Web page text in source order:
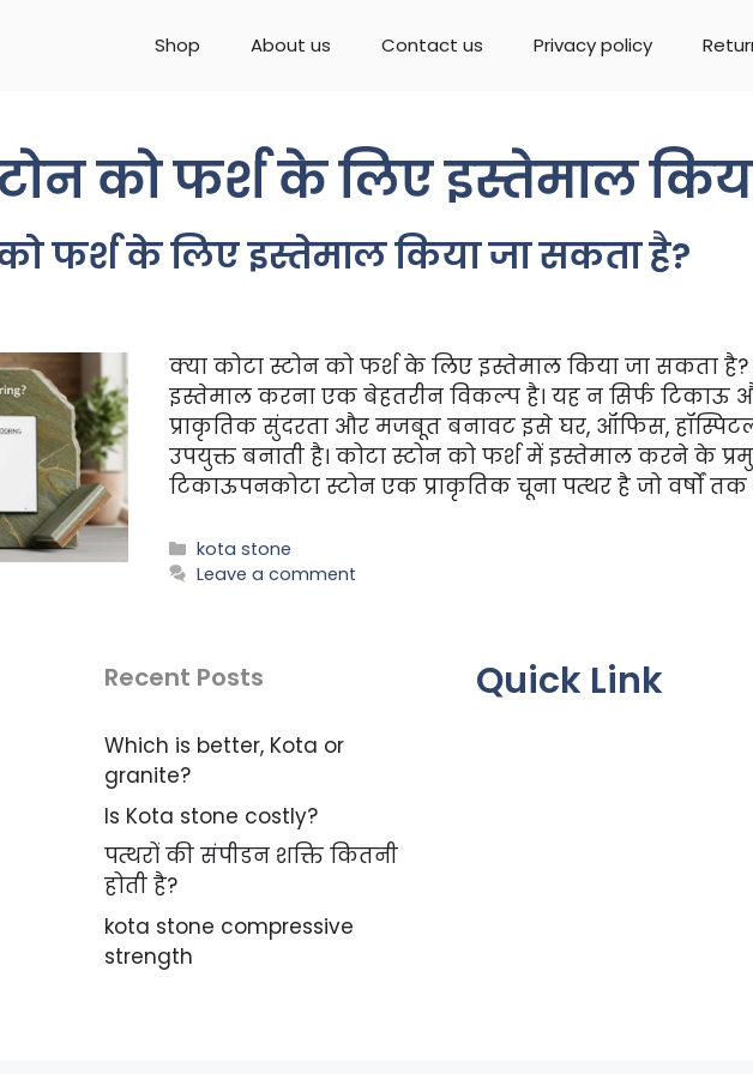
Shop About us Contact us Privacy policy
को फर्श के लिए इस्तेमाल
को फर्श के लिए इस्तेमाल किया जा सकता है?
क्या कोटा स्टोन को फर्श के लिए इस्तेमाल किया जा सकता है?
इस्तेमाल करना एक बेहतरीन विकल्प है। यह न सिर्फ टिकाऊ
प्राकृतिक सुंदरता और मजबूत बनावट इसे घर, ऑफिस,
उपयुक्त बनाती है। कोटा स्टोन को फर्श में इस्तेमाल करने के
टिकाऊपनकोटा स्टोन एक प्राकृतिक चूना पत्थर है जो वर्षों
Categories
kota stone
Leave a comment
Recent Posts
Which is better, Kota or
granite?
Is Kota stone costly?
पत्थरों की संपीडन शक्ति कितनी
होती है?
kota stone compressive
strength
Quick Link